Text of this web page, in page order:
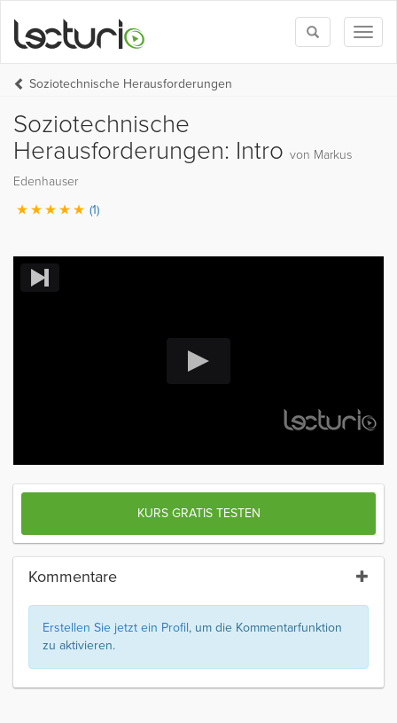
Toggle
search
Soziotechnische Herausforderungen
Soziotechnische
Herausforderungen: Intro von Markus
Edenhauser
(1)
KURS GRATIS TESTEN
Kommentare
Erstellen Sie jetzt ein Profil, um die Kommentarfunktion
zu aktivieren.